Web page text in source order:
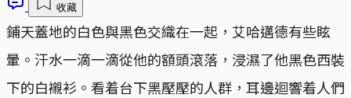
收藏
鋪天蓋地的白色與黑色交織在一起，艾哈邁德有些眩
暈。汗水一滴一滴從他的額頭滾落，浸濕了他黑色西裝
下的白襯衫。看着台下黑壓壓的人群，耳邊迴響着人們